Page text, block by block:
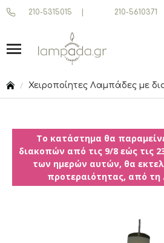
210-5315015 210-5610371
Χειροποίητες Λαμπάδες με
Το κατάστημα θα
διακοπών από τις 9/8 εώς τις
των ημερών αυτών, θα
προτεραιότητας, από τη